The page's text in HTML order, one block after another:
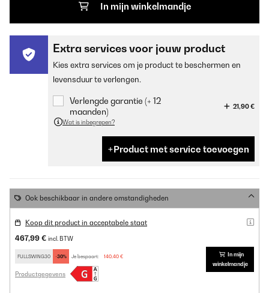
In mijn winkelmandje
Extra services voor jouw product
Kies extra services om je product te beschermen en
levensduur te verlengen.
Verlengde garantie (+ 12
maanden)
21,90 €
Wat is inbegrepen?
Product met service toevoegen
Ook beschikbaar in andere omstandigheden
Koop dit product in acceptabele staat
467,99 € incl. BTW
FULLSWING30 -30% Je bespaart: 140,40 €
Productgegevens
In mijn
winkelmandje